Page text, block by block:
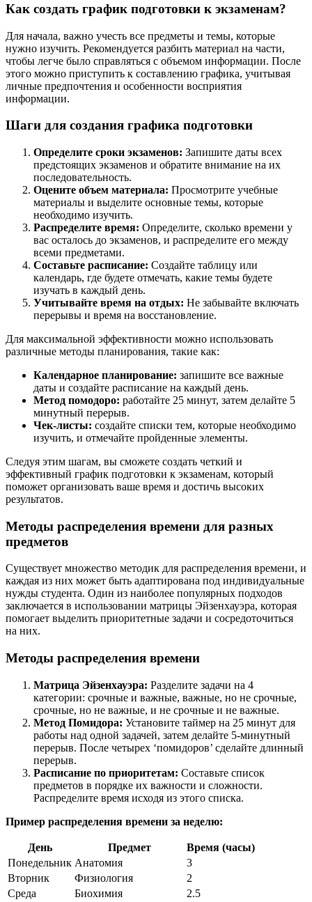
Как создать график подготовки к экзаменам?
Для начала, важно учесть все предметы и темы, которые
нужно изучить. Рекомендуется разбить материал на части,
чтобы легче было справляться с объемом информации. После
этого можно приступить к составлению графика, учитывая
личные предпочтения и особенности восприятия
информации.
Шаги для создания графика подготовки
Определите сроки экзаменов: Запишите даты всех
предстоящих экзаменов и обратите внимание на их
последовательность.
Оцените объем материала: Просмотрите учебные
материалы и выделите основные темы, которые
необходимо изучить.
Распределите время: Определите, сколько времени у
вас осталось до экзаменов, и распределите его между
всеми предметами.
Составьте расписание: Создайте таблицу или
календарь, где будете отмечать, какие темы будете
изучать в каждый день.
Учитывайте время на отдых: Не забывайте включать
перерывы и время на восстановление.
Для максимальной эффективности можно использовать
различные методы планирования, такие как:
Календарное планирование: запишите все важные
даты и создайте расписание на каждый день.
Метод помодоро: работайте 25 минут, затем делайте 5
минутный перерыв.
Чек-листы: создайте списки тем, которые необходимо
изучить, и отмечайте пройденные элементы.
Следуя этим шагам, вы сможете создать четкий и
эффективный график подготовки к экзаменам, который
поможет организовать ваше время и достичь высоких
результатов.
Методы распределения времени для разных
предметов
Существует множество методик для распределения времени, и
каждая из них может быть адаптирована под индивидуальные
нужды студента. Один из наиболее популярных подходов
заключается в использовании матрицы Эйзенхауэра, которая
помогает выделить приоритетные задачи и сосредоточиться
на них.
Методы распределения времени
Матрица Эйзенхауэра: Разделите задачи на 4
категории: срочные и важные, важные, но не срочные,
срочные, но не важные, и не срочные и не важные.
Метод Помидора: Установите таймер на 25 минут для
работы над одной задачей, затем делайте 5-минутный
перерыв. После четырех ‘помидоров’ сделайте длинный
перерыв.
Расписание по приоритетам: Составьте список
предметов в порядке их важности и сложности.
Распределите время исходя из этого списка.
Пример распределения времени за неделю:
День Предмет
Время (часы)
Понедельник Анатомия
3
Вторник
Физиология
2
Среда
Биохимия 2.5